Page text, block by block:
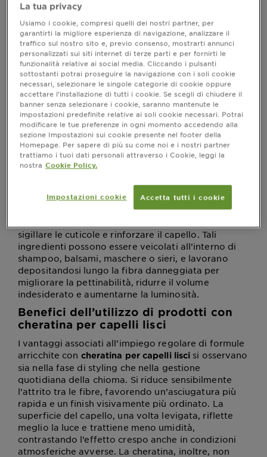
fibra capillare, viene impiegata all’interno di shampoo,
balsami, maschere e sieri proprio per ottimizzare
l’azione lisciate, rinforzare la fibra e aiutare a
mantenere più a lungo la piega. In questo articolo
esploreremo a cosa serve, quando può essere utile
integrarla nella routine e quali prodotti scegliere per
un risultato efficace ma delicato. Vediamo quindi cosa
distingue questo trattamento, a chi è consigliato, e
quali formule integrare nella propria haircare routine.
Che cos’è la cheratina lisciante e
perché funziona
cheratina lisciante, ci si riferisce a
un insieme di ingredienti - derivati o ispirati alla
struttura della cheratina naturalmente presente
sigillare le cuticole e rinforzare il capello. Tali
ingredienti possono essere veicolati all’interno di
shampoo, balsami, maschere o sieri, e lavorano
depositandosi lungo la fibra danneggiata per
migliorare la pettinabilità, ridurre il volume
indesiderato e aumentarne la luminosità.
Benefici dell’utilizzo di prodotti con
cheratina per capelli lisci
I vantaggi associati all’impiego regolare di formule
arricchite con cheratina per capelli lisci si osservano
sia nella fase di styling che nella gestione
quotidiana della chioma. Si riduce sensibilmente
l’attrito tra le fibre, favorendo un’asciugatura più
rapida e un finish visivamente più ordinato. La
superficie del capello, una volta levigata, riflette
meglio la luce e trattiene meno umidità,
contrastando l’effetto crespo anche in condizioni
atmosferiche avverse. La cheratina, inoltre, non
La tua privacy
Usiamo i cookie, compresi quelli dei nostri partner, per
garantirti la migliore esperienza di navigazione, analizzare il
traffico sul nostro sito e, previo consenso, mostrarti annunci
personalizzati sui siti internet di terze parti e per fornirti le
funzionalità relative ai social media. Cliccando i pulsanti
sottostanti potrai proseguire la navigazione con i soli cookie
necessari, selezionare le singole categorie di cookie oppure
accettare l’installazione di tutti i cookie. Se scegli di chiudere il
banner senza selezionare i cookie, saranno mantenute le
impostazioni predefinite relative ai soli cookie necessari. Potrai
modificare le tue preferenze in ogni momento accedendo alla
sezione Impostazioni sui cookie presente nel footer della
Homepage. Per sapere di più su come noi e i nostri partner
trattiamo i tuoi dati personali attraverso i Cookie, leggi la
nostra Cookie Policy.
Impostazioni cookie Accetta tutti i cookie